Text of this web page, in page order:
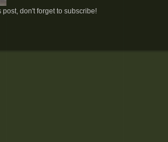
don't forget to subscribe!